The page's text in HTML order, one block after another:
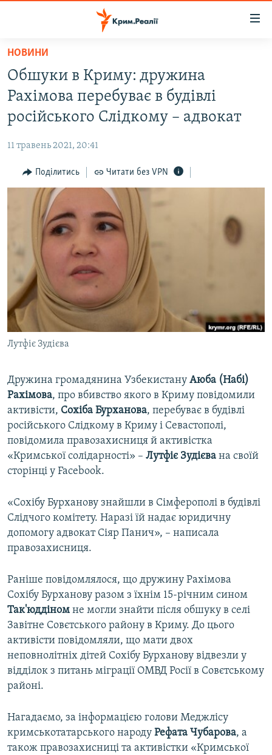
Перейти
основного
матеріалу
Перейти
до
основної
навігації
Перейти
до
пошуку
НОВИНИ
ВОДА.КРИМ
ВІДЕО ТА ФОТО
БЛОГИ
ПОГЛЯД
ІНТЕРВ'Ю
ВСЕ ЗА ДЕНЬ
СПЕЦПРОЕКТИ
ДЕПОРТАЦІЯ
ВІДЕОУРОКИ «ELIFBE»
СВІДЧЕННЯ ОКУПАЦІЇ
УКРАЇНСЬКА ПРОБЛЕМА КРИМУ
ІНФОГРАФІКА
ЯК ОБІЙТИ БЛОКУВАННЯ
Русский
Qırımtatar
ДОЛУЧАЙСЯ!
Усі сайти RFE/RL
НОВИНИ
Обшуки в Криму: дружина
Рахімова перебуває в будівлі
російського Слідкому – адвокат
11 травень 2021, 20:41
Поділитись Читати без VPN
Лутфіє Зудієва
Дружина громадянина Узбекистану Аюба (Набі)
Рахімова, про вбивство якого в Криму повідомили
активісти, Сохіба Бурханова, перебуває в будівлі
російського Слідкому в Криму і Севастополі,
повідомила правозахисниця й активістка
«Кримської солідарності» – Лутфіє Зудієва на своїй
сторінці у Facebook.
«Сохібу Бурханову знайшли в Сімферополі в будівлі
Слідчого комітету. Наразі їй надає юридичну
допомогу адвокат Сіяр Панич», – написала
правозахисниця.
Раніше повідомлялося, що дружину Рахімова
Сохібу Бурханову разом з їхнім 15-річним сином
Так'юддіном не могли знайти після обшуку в селі
Завітне Совєтського району в Криму. До цього
активісти повідомляли, що мати двох
неповнолітніх дітей Сохібу Бурханову відвезли у
відділок з питань міграції ОМВД Росії в Совєтському
районі.
Нагадаємо, за інформацією голови Меджлісу
кримськотатарського народу Рефата Чубарова, а
також правозахисниці та активістки «Кримської